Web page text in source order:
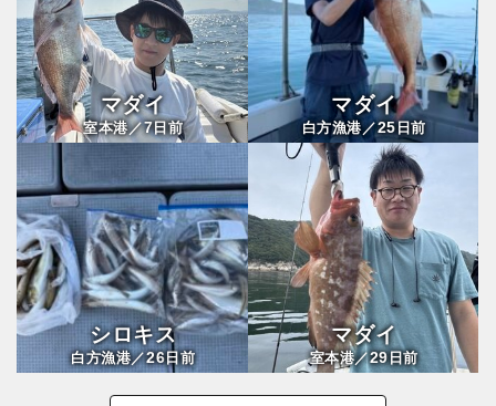
マダイ
室本港／7日前
マダイ
白方漁港／25日前
シロキス
白方漁港／26日前
マダイ
室本港／29日前